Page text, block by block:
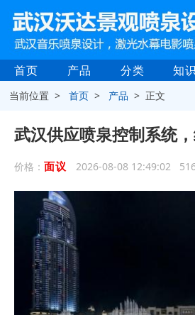
首页 产品 分类 知识
当前位置 >首页 > 产品 > 正文
武汉供应喷泉控制系统
价格： 面议 2026-08-08 12:49:02